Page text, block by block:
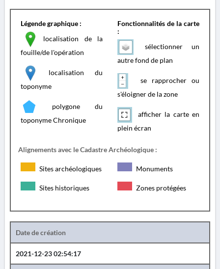
Légende graphique :
localisation de la
fouille/de l'opération
localisation du
toponyme
polygone du
toponyme Chronique
Fonctionnalités de la carte
:
sélectionner un
autre fond de plan
se rapprocher ou
s'éloigner de la zone
afficher la carte en
plein écran
Alignements avec le Cadastre Archéologique :
Sites archéologiques Monuments
Sites historiques Zones protégées
Date de création
2021-12-23 02:54:17